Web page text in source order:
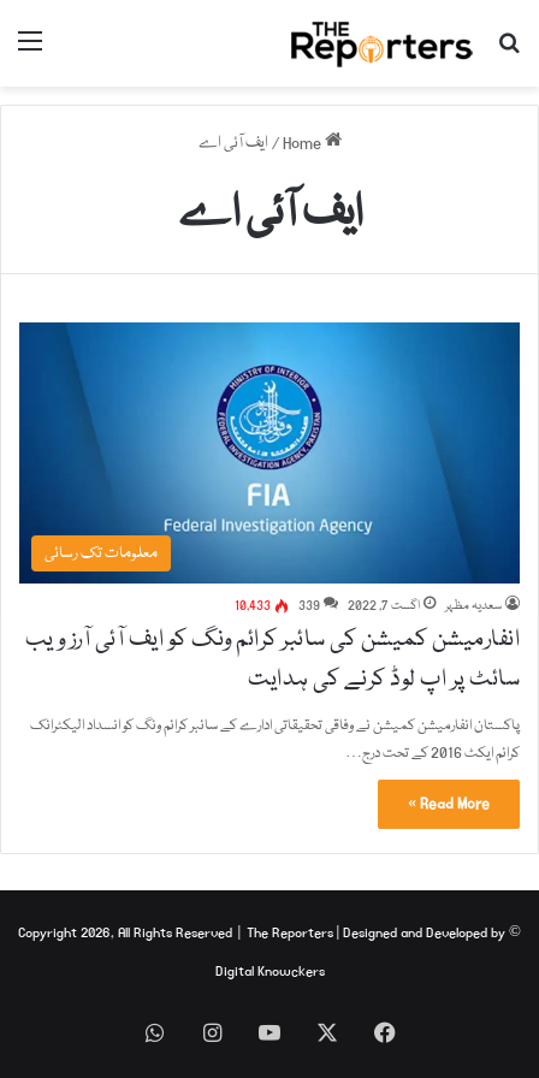
Search for
Home
/ ایف آئی اے
ایف آئی اے
معلومات تک رسائی
سعدیہ مظہر اگست 7, 2022 339
10,433
انفارمیشن کمیشن کی سائبر کرائم ونگ کو ایف آئی آرز ویب
سائٹ پر اپ لوڈ کرنے کی ہدایت
پاکستان انفارمیشن کمیشن نے وفاقی تحقیقاتی ادارے کے سائبر کرائم ونگ کو انسداد الیکٹرانک
کرائم ایکٹ 2016 کے تحت درج…
Read More »
© Copyright 2026, All Rights Reserved |
The Reporters | Designed and Developed by
Digital Knowckers
Facebook
YouTube
Instagram